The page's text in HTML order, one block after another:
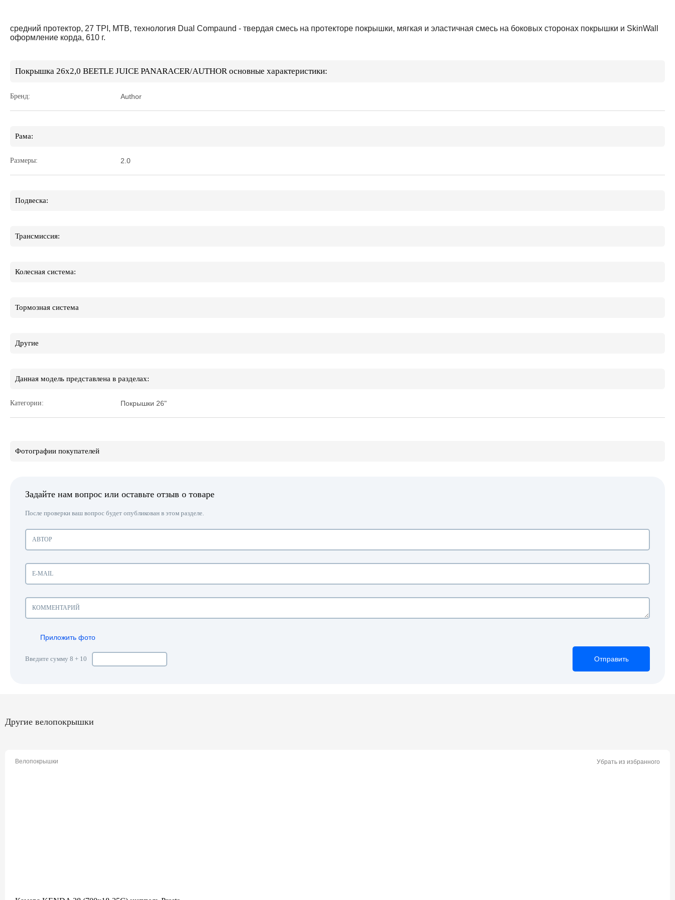
средний протектор, 27 TPI, MTB, технология Dual Compaund - твердая смесь на протекторе покрышки, мягкая и эластичная смесь на боковых сторонах покрышки и SkinWall
оформление корда, 610 г.
Покрышка 26х2,0 BEETLE JUICE PANARACER/AUTHOR основные характеристики:
Бренд: Author
Рама:
Размеры: 2.0
Подвеска:
Трансмиссия:
Колесная система:
Тормозная система
Другие
Данная модель представлена в разделах:
Категории: Покрышки 26"
Фотографии покупателей
Задайте нам вопрос или оставьте отзыв о товаре
После проверки ваш вопрос будет опубликован в этом разделе.
Приложить фото
Введите сумму 8 + 10 Отправить
Отправить
Отправить
Другие велопокрышки
Велопокрышки Убрать из избранного